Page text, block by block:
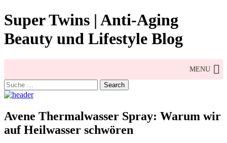
Skip
to
content
Super Twins | Anti-Aging
Beauty und Lifestyle Blog
MENU
Search
for:
Avene Thermalwasser Spray: Warum wir
auf Heilwasser schwören